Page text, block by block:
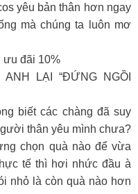
yêu bản thân hơn ngay
mà chúng ta luôn mơ
ưu đãi 10%
LẠI “ĐỨNG NGỒI
biết các chàng đã suy
thân yêu mình chưa?
chọn quà nào để vừa
tế thì hơi nhức đầu à
nhỏ là còn quà nào hơn